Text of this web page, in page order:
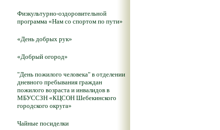
Физкультурно-оздоровительной
программа «Нам со спортом по пути»
«День добрых рук»
«Добрый огород»
"День пожилого человека" в отделении
дневного пребывания граждан
пожилого возраста и инвалидов в
МБУССЗН «КЦСОН Шебекинского
городского округа»
Чайные посиделки